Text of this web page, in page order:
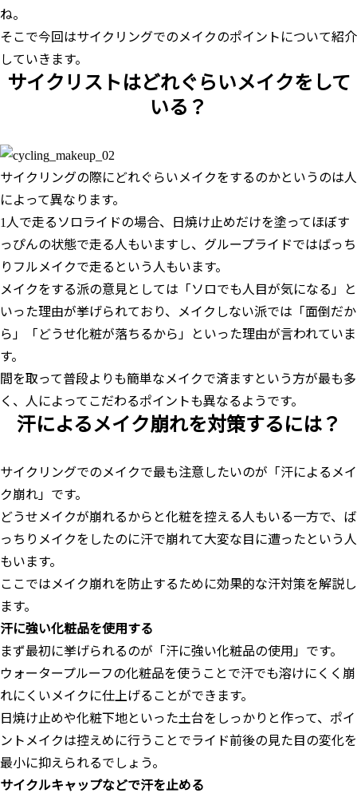
ね。
そこで今回はサイクリングでのメイクのポイントについて紹介
していきます。
サイクリストはどれぐらいメイクをして
いる？
サイクリングの際にどれぐらいメイクをするのかというのは人
によって異なります。
1人で走るソロライドの場合、日焼け止めだけを塗ってほぼす
っぴんの状態で走る人もいますし、グループライドではばっち
りフルメイクで走るという人もいます。
メイクをする派の意見としては「ソロでも人目が気になる」と
いった理由が挙げられており、メイクしない派では「面倒だか
ら」「どうせ化粧が落ちるから」といった理由が言われていま
す。
間を取って普段よりも簡単なメイクで済ますという方が最も多
く、人によってこだわるポイントも異なるようです。
汗によるメイク崩れを対策するには？
サイクリングでのメイクで最も注意したいのが「汗によるメイ
ク崩れ」です。
どうせメイクが崩れるからと化粧を控える人もいる一方で、ば
っちりメイクをしたのに汗で崩れて大変な目に遭ったという人
もいます。
ここではメイク崩れを防止するために効果的な汗対策を解説し
ます。
汗に強い化粧品を使用する
まず最初に挙げられるのが「汗に強い化粧品の使用」です。
ウォータープルーフの化粧品を使うことで汗でも溶けにくく崩
れにくいメイクに仕上げることができます。
日焼け止めや化粧下地といった土台をしっかりと作って、ポイ
ントメイクは控えめに行うことでライド前後の見た目の変化を
最小に抑えられるでしょう。
サイクルキャップなどで汗を止める